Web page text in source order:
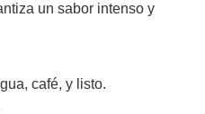
un sabor intenso y
café, y listo.